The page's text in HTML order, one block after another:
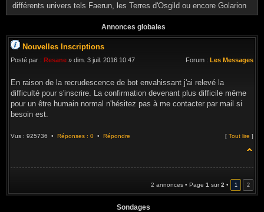
différents univers tels Faerun, les Terres d'Osgild ou encore Golarion
Annonces globales
Nouvelles Inscriptions
Posté par : Resane » dim. 3 juil. 2016 10:47 Forum : Les Messages
En raison de la recrudescence de bot envahissant j'ai relevé la
difficulté pour s'inscrire. La confirmation devenant plus difficile même
pour un être humain normal n'hésitez pas à me contacter par mail si
besoin est.
Vus : 925736 • Réponses : 0 • Répondre [ Tout lire ]
2 annonces • Page 1 sur2 • 1 2
Sondages